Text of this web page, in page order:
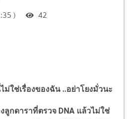
) 42
ม่ใช่เรื่องของฉัน ..อย่าโยงมั่วนะ
กดาราที่ตรวจ DNA แล้วไม่ใช่